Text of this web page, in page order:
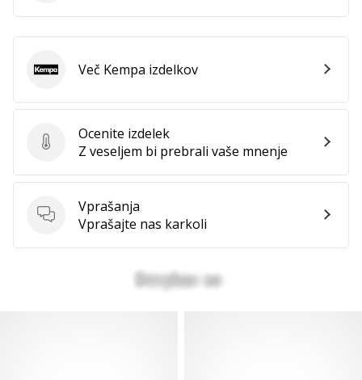
Ocenite izdelek
Ocenite izdelek
Z veseljem bi prebrali vaše mnenje
Vprašanja
Vprašanja
Vprašajte nas karkoli
KempaVeč Kempa izdelkov